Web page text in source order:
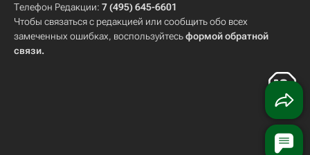
Телефон Редакции: 7 (495) 645-6601
Чтобы связаться с редакцией или сообщить обо всех
замеченных ошибках, воспользуйтесьформой обратной
связи.